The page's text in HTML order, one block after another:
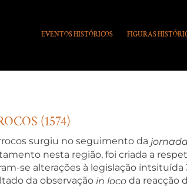
EVENTOS HISTÓRICOS FIGURAS
(1574)
surgiu no seguimento da jornada
nesta região, foi criada a
se alterações à legislação intsituída
da observaçãoin loco da reacção